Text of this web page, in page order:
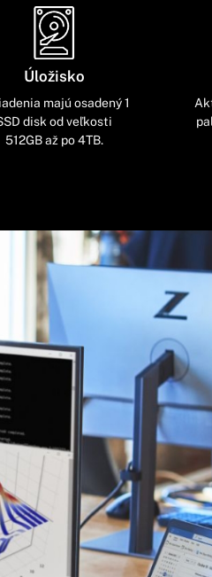
Úložisko
majú osadený 1
disk od veľkosti
512GB až po 4TB.